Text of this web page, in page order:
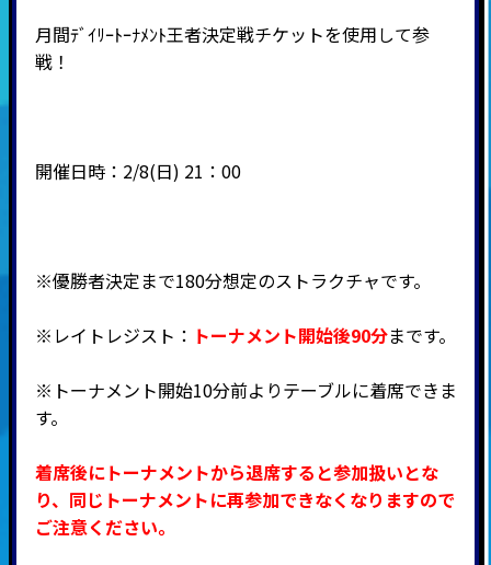
月間ﾃﾞｲﾘｰﾄｰﾅﾒﾝﾄ王者決定戦チケットを使用して参
戦！
開催日時：2/8(日) 21：00
※優勝者決定まで180分想定のストラクチャです。
※レイトレジスト： トーナメント開始後90分まです。
※トーナメント開始10分前よりテーブルに着席できま
す。
着席後にトーナメントから退席すると参加扱いとな
り、同じトーナメントに再参加できなくなりますので
ご注意ください。